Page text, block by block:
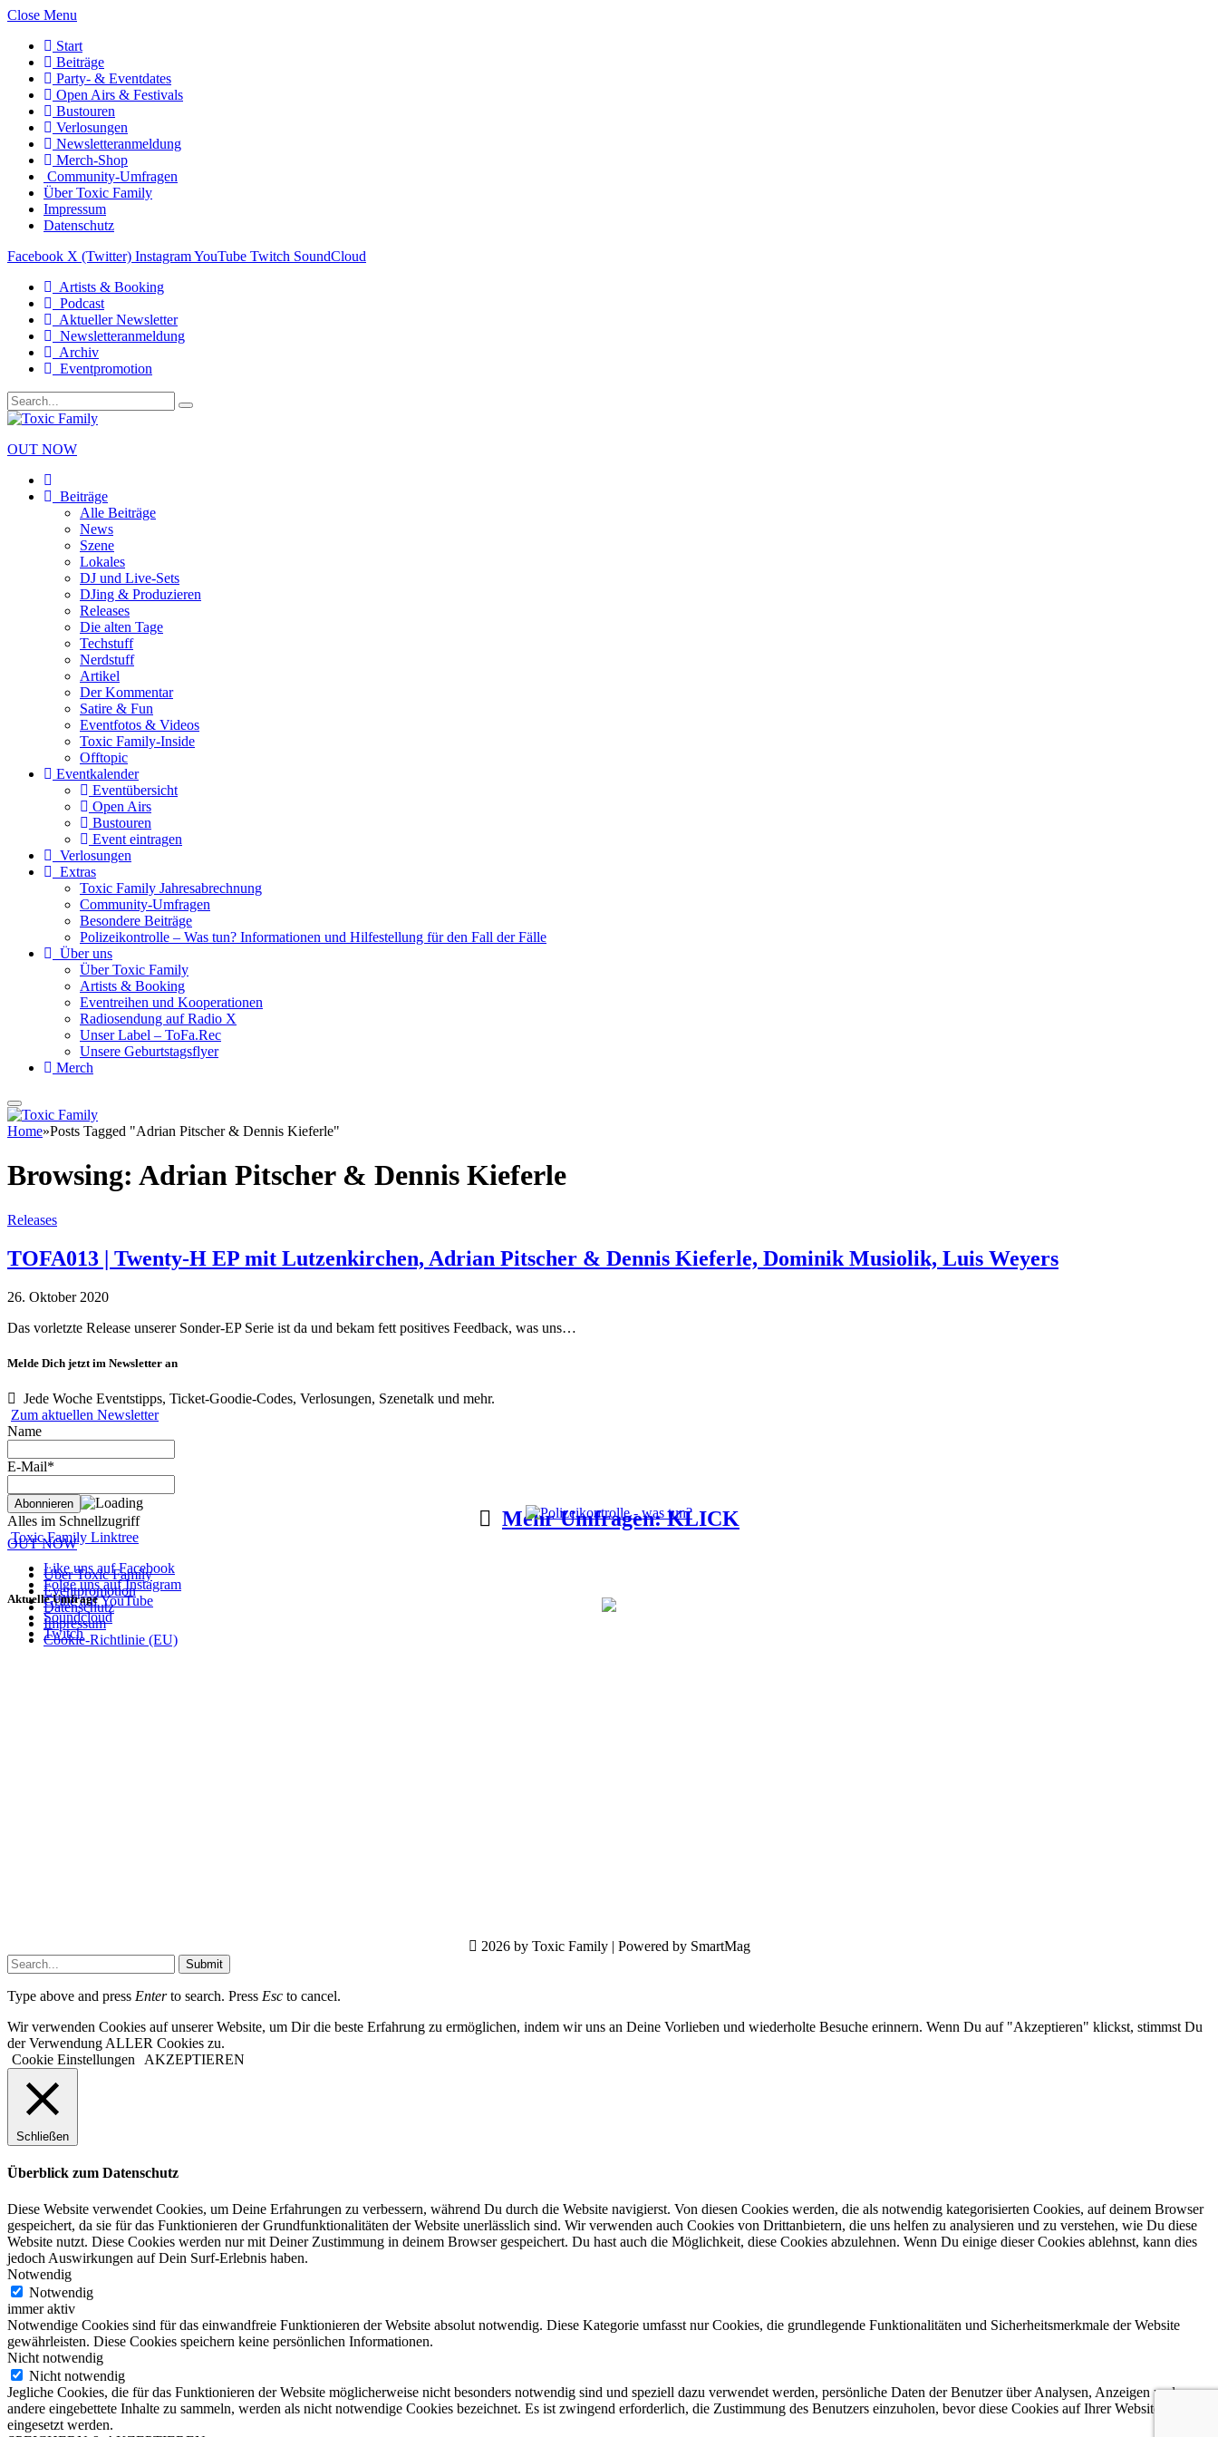
Close Menu
Start
Beiträge
Party- & Eventdates
Open Airs & Festivals
Bustouren
Verlosungen
Newsletteranmeldung
Merch-Shop
Community-Umfragen
Über Toxic Family
Impressum
Datenschutz
Facebook X (Twitter) InstagramYouTube Twitch SoundCloud
Artists & Booking
Podcast
Aktueller Newsletter
Newsletteranmeldung
Archiv
Eventpromotion
OUT NOW
Beiträge
Alle Beiträge
News
Szene
Lokales
DJ und Live-Sets
DJing & Produzieren
Releases
Die alten Tage
Techstuff
Nerdstuff
Artikel
Der Kommentar
Satire & Fun
Eventfotos & Videos
Toxic Family-Inside
Offtopic
Eventkalender
Eventübersicht
Open Airs
Bustouren
Event eintragen
Verlosungen
Extras
Toxic Family Jahresabrechnung
Community-Umfragen
Besondere Beiträge
Polizeikontrolle – Was tun? Informationen und Hilfestellung für den Fall der Fälle
Über uns
Über Toxic Family
Artists & Booking
Eventreihen und Kooperationen
Radiosendung auf Radio X
Unser Label – ToFa.Rec
Unsere Geburtstagsflyer
Merch
Home»Posts Tagged "Adrian Pitscher & Dennis Kieferle"
Browsing: Adrian Pitscher & Dennis Kieferle
Releases
TOFA013 | Twenty-H EP mit Lutzenkirchen, Adrian Pitscher & Dennis Kieferle, Dominik Musiolik, Luis Weyers
26. Oktober 2020
Das vorletzte Release unserer Sonder-EP Serie ist da und bekam fett positives Feedback, was uns…
Melde Dich jetzt im Newsletter an
Jede Woche Eventstipps, Ticket-Goodie-Codes, Verlosungen, Szenetalk und mehr.
Zum aktuellen Newsletter
Name
E-Mail*
Alles im Schnellzugriff
Toxic Family Linktree
Like uns auf Facebook
Folge uns auf Instagram
Grille auf YouTube
Soundcloud
Twitch
Aktuelle Umfrage
Mehr Umfragen: KLICK
OUT NOW
Über Toxic Family
Eventpromotion
Datenschutz
Impressum
Cookie-Richtlinie (EU)
2026 by Toxic Family | Powered by SmartMag
Submit
Type above and press Enterto search. Press Esc to cancel.
Wir verwenden Cookies auf unserer Website, um Dir die beste Erfahrung zu ermöglichen, indem wir uns an Deine Vorlieben und wiederholte Besuche erinnern. Wenn Du auf "Akzeptieren" klickst, stimmst Du
der Verwendung ALLER Cookies zu.
Cookie Einstellungen
AKZEPTIEREN
Schließen
Überblick zum Datenschutz
Diese Website verwendet Cookies, um Deine Erfahrungen zu verbessern, während Du durch die Website navigierst. Von diesen Cookies werden, die als notwendig kategorisierten Cookies, auf deinem Browser
gespeichert, da sie für das Funktionieren der Grundfunktionalitäten der Website unerlässlich sind. Wir verwenden auch Cookies von Drittanbietern, die uns helfen zu analysieren und zu verstehen, wie Du diese
Website nutzt. Diese Cookies werden nur mit Deiner Zustimmung in deinem Browser gespeichert. Du hast auch die Möglichkeit, diese Cookies abzulehnen. Wenn Du einige dieser Cookies ablehnst, kann dies
jedoch Auswirkungen auf Dein Surf-Erlebnis haben.
Notwendig
Notwendig
immer aktiv
Notwendige Cookies sind für das einwandfreie Funktionieren der Website absolut notwendig. Diese Kategorie umfasst nur Cookies, die grundlegende Funktionalitäten und Sicherheitsmerkmale der Website
gewährleisten. Diese Cookies speichern keine persönlichen Informationen.
Nicht notwendig
Nicht notwendig
Jegliche Cookies, die für das Funktionieren der Website möglicherweise nicht besonders notwendig sind und speziell dazu verwendet werden, persönliche Daten der Benutzer über Analysen, Anzeigen und
andere eingebettete Inhalte zu sammeln, werden als nicht notwendige Cookies bezeichnet. Es ist zwingend erforderlich, die Zustimmung des Benutzers einzuholen, bevor diese Cookies auf Ihrer Website
eingesetzt werden.